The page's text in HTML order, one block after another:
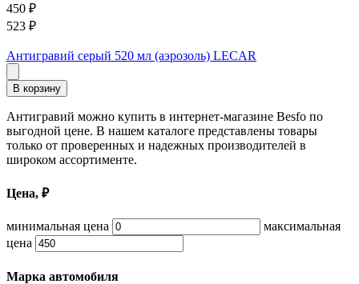
450 ₽
523 ₽
Антигравий серый 520 мл (аэрозоль) LECAR
В корзину
Антигравий можно купить в интернет-магазине Besfo по
выгодной цене. В нашем каталоге представлены товары
только от проверенных и надежных производителей в
широком ассортименте.
Цена, ₽
минимальная цена
максимальная
цена
Марка автомобиля